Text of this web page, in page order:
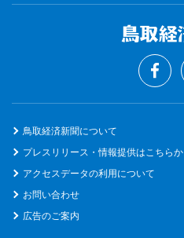
鳥取経済新聞について
プレスリリース・情報提供はこちらか
アクセスデータの利用について
お問い合わせ
広告のご案内